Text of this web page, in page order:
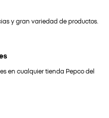
y gran variedad de productos.
en cualquier tienda Pepco del